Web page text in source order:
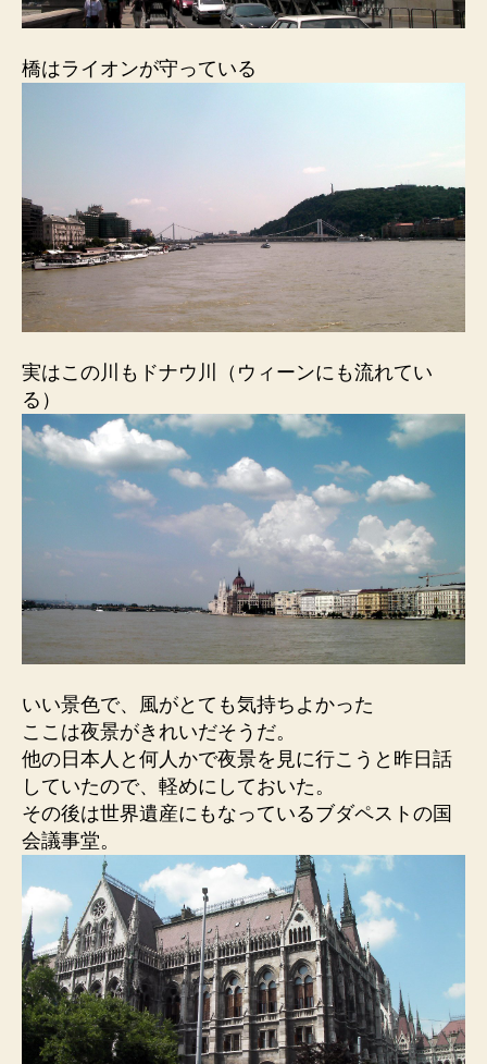
橋はライオンが守っている
実はこの川もドナウ川（ウィーンにも流れてい
る）
いい景色で、風がとても気持ちよかった
ここは夜景がきれいだそうだ。
他の日本人と何人かで夜景を見に行こうと昨日話
していたので、軽めにしておいた。
その後は世界遺産にもなっているブダペストの国
会議事堂。